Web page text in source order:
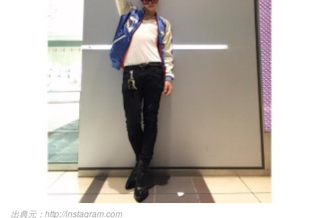
http://instagram.com